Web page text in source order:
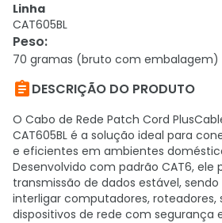
Linha
CAT605BL
Peso:
70 gramas (bruto com embalagem)
DESCRIÇÃO DO PRODUTO
O Cabo de Rede Patch Cord
CAT605BL é a solução ideal para
e eficientes em ambientes
Desenvolvido com padrão CAT6, ele
transmissão de dados estável,
interligar computadores, roteadores,
dispositivos de rede com segurança